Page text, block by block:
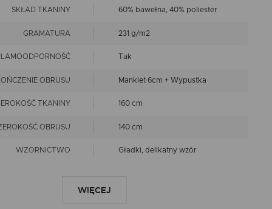
SKŁAD TKANINY 60% bawełna, 40% poliester
GRAMATURA 231 g/m2
Tak
OBRUSU Mankiet 6cm + Wypustka
TKANINY 160 cm
OBRUSU 140 cm
WZORNICTWO Gładki, delikatny wzór
WIĘCEJ